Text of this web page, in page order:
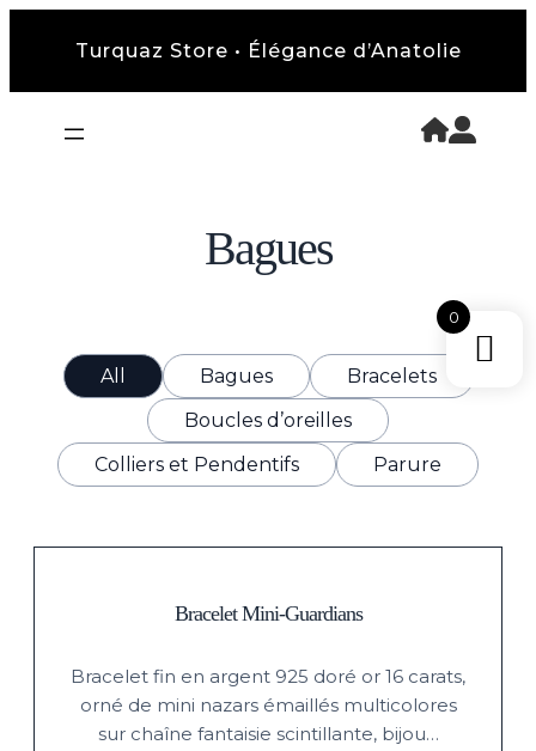
Turquaz Store • Élégance d’Anatolie
Bagues
All Bagues
Bracelets
Boucles d’oreilles
Colliers et Pendentifs
Parure
Bracelet Mini-Guardians
Bracelet fin en argent 925 doré or 16 carats,
orné de mini nazars émaillés multicolores
sur chaîne fantaisie scintillante, bijou…
0